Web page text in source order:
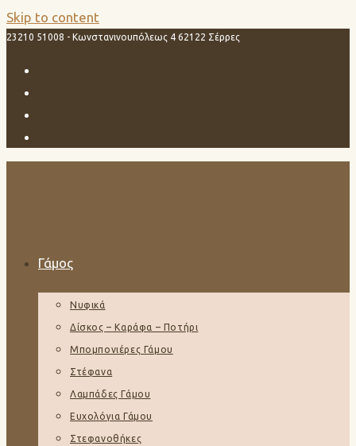
Skip to content
23210 51008 - Κωνστανινουπόλεως 4 62122 Σέρρες
Γάμος
Νυφικά
Δίσκος – Καράφα – Ποτήρι
Μπομπονιέρες Γάμου
Στέφανα
Λαμπάδες Γάμου
Ευχολόγια Γάμου
Στεφανοθήκες